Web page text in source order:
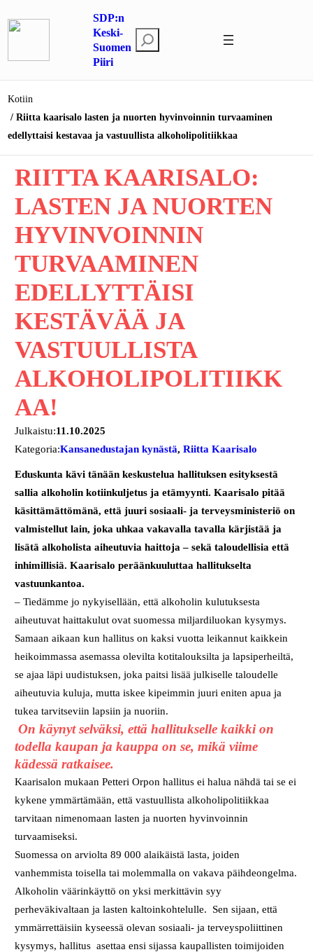
sisältöön
SDP:n
Keski-
Suomen
Piiri
t
Kotiin
Riitta kaarisalo lasten ja nuorten hyvinvoinnin turvaaminen
edellyttaisi kestavaa ja vastuullista alkoholipolitiikkaa
RIITTA KAARISALO:
LASTEN JA NUORTEN
HYVINVOINNIN
TURVAAMINEN
EDELLYTTÄISI
KESTÄVÄÄ JA
VASTUULLISTA
ALKOHOLIPOLITIIKK
AA!
Julkaistu:11.10.2025
Kategoria:Kansanedustajan kynästä, Riitta Kaarisalo
Eduskunta kävi tänään keskustelua hallituksen esityksestä
sallia alkoholin kotiinkuljetus ja etämyynti. Kaarisalo pitää
käsittämättömänä, että juuri sosiaali- ja terveysministeriö on
valmistellut lain, joka uhkaa vakavalla tavalla kärjistää ja
lisätä alkoholista aiheutuvia haittoja – sekä taloudellisia että
inhimillisiä. Kaarisalo peräänkuuluttaa hallitukselta
vastuunkantoa.
– Tiedämme jo nykyisellään, että alkoholin kulutuksesta
aiheutuvat haittakulut ovat suomessa miljardiluokan kysymys.
Samaan aikaan kun hallitus on kaksi vuotta leikannut kaikkein
heikoimmassa asemassa olevilta kotitalouksilta ja lapsiperheiltä,
se ajaa läpi uudistuksen, joka paitsi lisää julkiselle taloudelle
aiheutuvia kuluja, mutta iskee kipeimmin juuri eniten apua ja
tukea tarvitseviin lapsiin ja nuoriin.
On käynyt selväksi, että hallitukselle kaikki on
todella kaupan ja kauppa on se, mikä viime
kädessä ratkaisee.
Kaarisalon mukaan Petteri Orpon hallitus ei halua nähdä tai se ei
kykene ymmärtämään, että vastuullista alkoholipolitiikkaa
tarvitaan nimenomaan lasten ja nuorten hyvinvoinnin
turvaamiseksi.
Suomessa on arviolta 89 000 alaikäistä lasta, joiden
vanhemmista toisella tai molemmalla on vakava päihdeongelma.
Alkoholin väärinkäyttö on yksi merkittävin syy
perheväkivaltaan ja lasten kaltoinkohtelulle. Sen sijaan, että
ymmärrettäisiin kyseessä olevan sosiaali- ja terveyspoliittinen
kysymys, hallitus asettaa ensi sijassa kaupallisten toimijoiden